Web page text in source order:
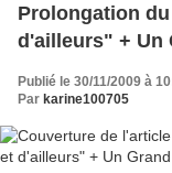
Prolongation
d'ailleurs" + Un
Publié le 30/11/2009 à
Par karine100705